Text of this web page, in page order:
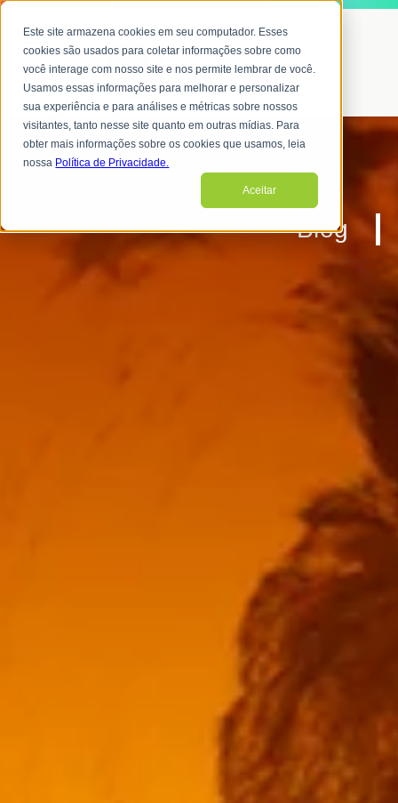
Este site armazena cookies em seu computador. Esses
cookies são usados para coletar informações sobre como
você interage com nosso site e nos permite lembrar de você.
Usamos essas informações para melhorar e personalizar
sua experiência e para análises e métricas sobre nossos
visitantes, tanto nesse site quanto em outras mídias. Para
obter mais informações sobre os cookies que usamos, leia
nossa Política de Privacidade.
Aceitar
Blog